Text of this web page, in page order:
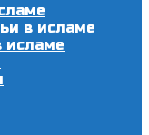
в исламе
исламе